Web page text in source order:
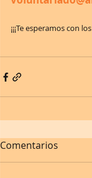
¡¡¡Te esperamos con
Comentarios